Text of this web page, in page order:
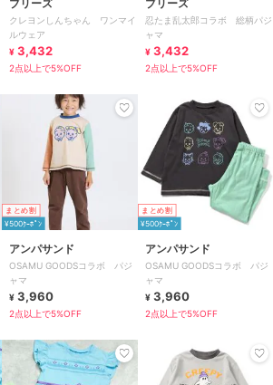
ブリーズ
クレヨンしんちゃん ワンマイ
ルウェア
¥ 3,432
2点以上で5%OFF
ブリーズ
忍たま乱太郎コラボ 総柄パジ
ャマ
¥ 3,432
2点以上で5%OFF
まとめ割
¥500ｸｰﾎﾟﾝ
アンパサンド
OSAMU GOODSコラボ パジ
ャマ
¥ 3,960
2点以上で5%OFF
まとめ割
¥500ｸｰﾎﾟﾝ
アンパサンド
OSAMU GOODSコラボ パジ
ャマ
¥ 3,960
2点以上で5%OFF